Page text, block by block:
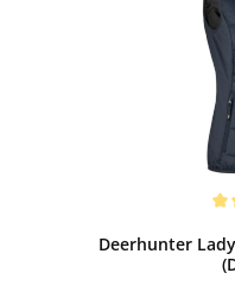
Deerhunter